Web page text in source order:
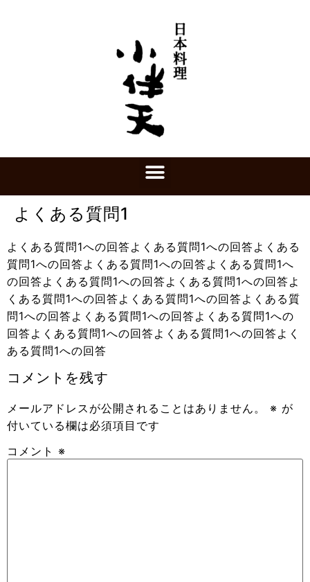
よくある質問1
よくある質問1への回答よくある質問1への回答よくある
質問1への回答よくある質問1への回答よくある質問1へ
の回答よくある質問1への回答よくある質問1への回答よ
くある質問1への回答よくある質問1への回答よくある質
問1への回答よくある質問1への回答よくある質問1への
回答よくある質問1への回答よくある質問1への回答よく
ある質問1への回答
コメントを残す
メールアドレスが公開されることはありません。 ※ が
付いている欄は必須項目です
コメント ※